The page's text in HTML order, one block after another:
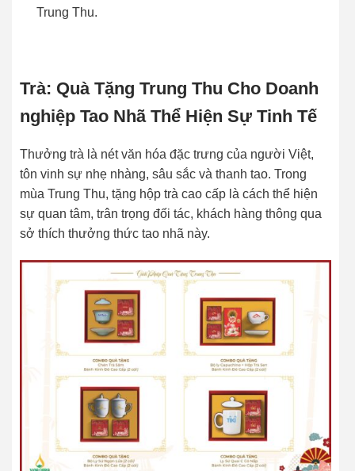
Trung Thu.
Trà: Quà Tặng Trung Thu Cho Doanh
nghiệp Tao Nhã Thể Hiện Sự Tinh Tế
Thưởng trà là nét văn hóa đặc trưng của người Việt,
tôn vinh sự nhẹ nhàng, sâu sắc và thanh tao. Trong
mùa Trung Thu, tặng hộp trà cao cấp là cách thể hiện
sự quan tâm, trân trọng đối tác, khách hàng thông qua
sở thích thưởng thức tao nhã này.